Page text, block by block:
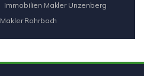
Immobilien Makler Unzenberg
Makler Rohrbach